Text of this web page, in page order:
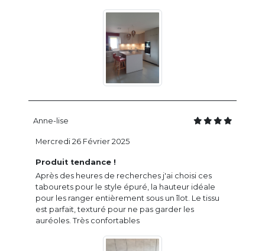
Anne-lise
Produit tendance !
Après des heures de recherches j'ai choisi ces
tabourets pour le style épuré, la hauteur idéale
pour les ranger entièrement sous un îlot. Le tissu
est parfait, texturé pour ne pas garder les
auréoles. Très confortables
Mercredi 26 Février 2025